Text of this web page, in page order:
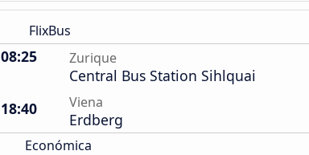
FlixBus
08:25 Zurique
Central Bus Station Sihlquai
18:40
Viena
Erdberg
Económica